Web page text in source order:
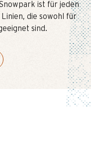
ist für jeden
die sowohl für
sind.